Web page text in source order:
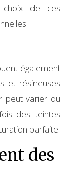
de ces
également
et résineuses
peut varier du
des teintes
parfaite.
des